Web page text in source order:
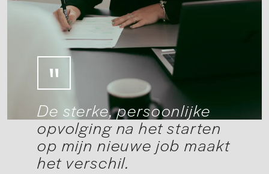
De sterke, persoonlijke
opvolging na het starten
op mijn nieuwe job maakt
het verschil.